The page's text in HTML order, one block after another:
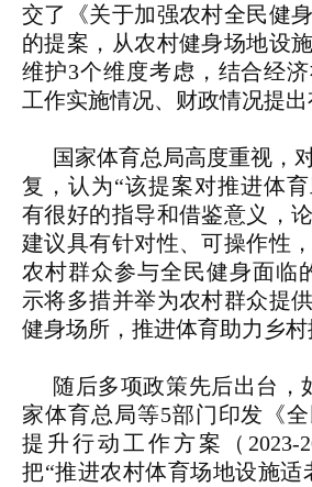
交了《关于加强农村全民健
的提案，从农村健身场地设
维护3个维度考虑，结合经济
工作实施情况、财政情况提出
国家体育总局高度重视，
复，认为“该提案对推进体
有很好的指导和借鉴意义，
建议具有针对性、可操作性
农村群众参与全民健身面临
示将多措并举为农村群众提
健身场所，推进体育助力乡村
随后多项政策先后出台，
家体育总局等5部门印发《
提升行动工作方案（2023-
把“推进农村体育场地设施适